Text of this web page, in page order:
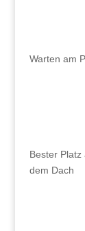
Warten am
Bester Platz
dem Dach